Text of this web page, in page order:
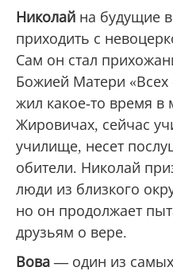
Николай на будущие
приходить с
Сам он стал
Божией Матери «Всех
жил какое-то время в
Жировичах, сейчас
училище, несет
обители. Николай
люди из близкого
но он продолжает
друзьям о вере.
Вова —один из